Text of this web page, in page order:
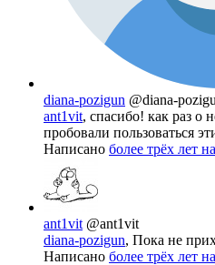
diana-pozigun @diana-
ant1vit, спасибо! как раз о
пробовали пользоваться
Написано более трёх лет
ant1vit @ant1vit
diana-pozigun, Пока не
Написано более трёх лет